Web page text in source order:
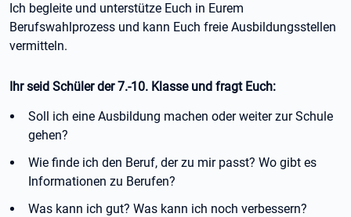
Ich begleite und unterstütze Euch in Eurem
Berufswahlprozess und kann Euch freie Ausbildungsstellen
vermitteln.
Ihr seid Schüler der 7.-10. Klasse und fragt Euch:
Soll ich eine Ausbildung machen oder weiter zur Schule
gehen?
Wie finde ich den Beruf, der zu mir passt? Wo gibt es
Informationen zu Berufen?
Was kann ich gut? Was kann ich noch verbessern?